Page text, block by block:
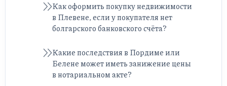
Как оформить покупку недвижимости
в Плевене, если у покупателя нет
болгарского банковского счёта?
Какие последствия в Пордиме или
Белене может иметь занижение цены
в нотариальном акте?